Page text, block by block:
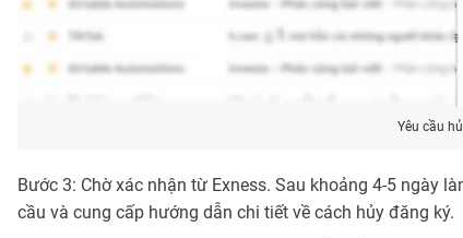
Yêu cầu
Bước 3: Chờ xác nhận từ Exness. Sau khoảng 4-5 ngày
cầu và cung cấp hướng dẫn chi tiết về cách hủy đăng ký.